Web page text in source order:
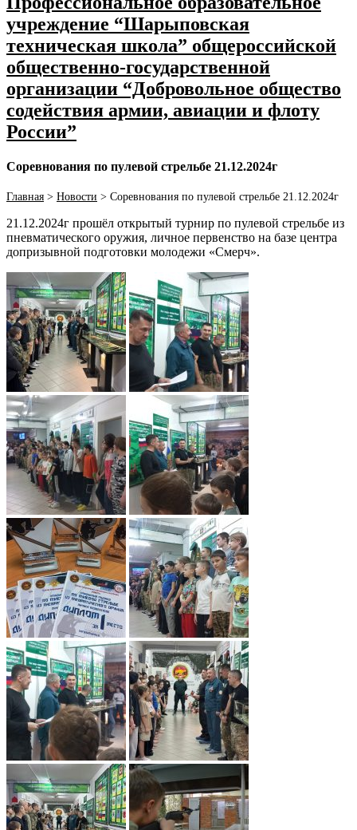
учреждение “Шарыповская
техническая школа” общероссийской
общественно-государственной
организации “Добровольное общество
содействия армии, авиации и флоту
России”
Соревнования по пулевой стрельбе 21.12.2024г
Главная > Новости > Соревнования по пулевой стрельбе 21.12.2024г
21.12.2024г прошёл открытый турнир по пулевой стрельбе из
пневматического оружия, личное первенство на базе центра
допризывной подготовки молодежи «Смерч».